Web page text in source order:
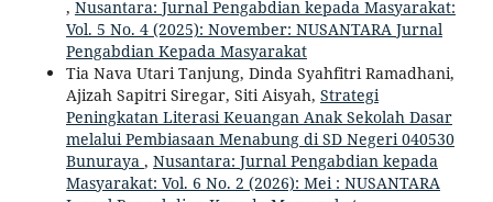
, Nusantara: Jurnal Pengabdian kepada Masyarakat:
Vol. 5 No. 4 (2025): November: NUSANTARA Jurnal
Pengabdian Kepada Masyarakat
Tia Nava Utari Tanjung, Dinda Syahfitri Ramadhani,
Ajizah Sapitri Siregar, Siti Aisyah, Strategi
Peningkatan Literasi Keuangan Anak Sekolah Dasar
melalui Pembiasaan Menabung di SD Negeri 040530
Bunuraya , Nusantara: Jurnal Pengabdian kepada
Masyarakat: Vol. 6 No. 2 (2026): Mei : NUSANTARA